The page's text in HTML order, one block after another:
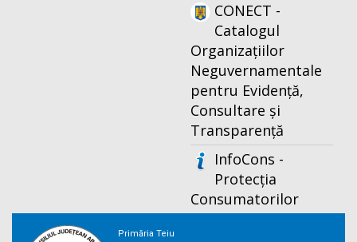
CONECT -
Catalogul
Organizațiilor
Neguvernamentale
pentru Evidență,
Consultare și
Transparență
InfoCons -
Protecția
Consumatorilor
Primăria Teiu